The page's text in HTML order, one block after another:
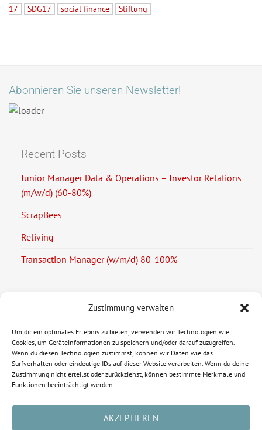
Zustimmung verwalten
Um dir ein optimales Erlebnis zu bieten, verwenden wir Technologien wie
Cookies, um Geräteinformationen zu speichern und/oder darauf zuzugreifen.
Wenn du diesen Technologien zustimmst, können wir Daten wie das
Surfverhalten oder eindeutige IDs auf dieser Website verarbeiten. Wenn du deine
Zustimmung nicht erteilst oder zurückziehst, können bestimmte Merkmale und
Funktionen beeinträchtigt werden.
AKZEPTIEREN
17
SDG17 social finance Stiftung
Abonnieren Sie unseren Newsletter!
Recent Posts
Junior Manager Data & Operations – Investor Relations
(m/w/d) (60-80%)
ScrapBees
Reliving
Transaction Manager (w/m/d) 80-100%
Rechtliche Informationen
Impressum
Datenschutzerklärung